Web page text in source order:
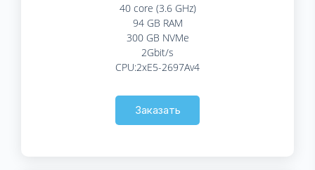
40 core (3.6 GHz)
94 GB RAM
300 GB NVMe
2Gbit/s
CPU:2xE5-2697Av4
Заказать